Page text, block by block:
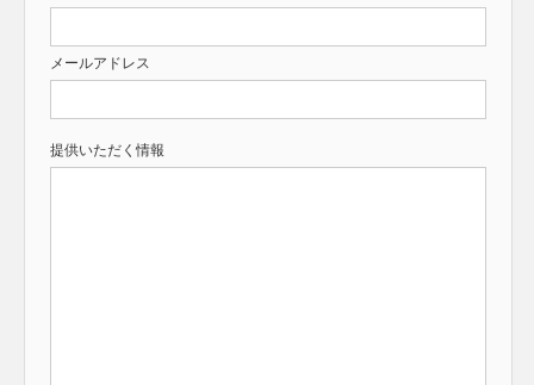
メールアドレス
提供いただく情報